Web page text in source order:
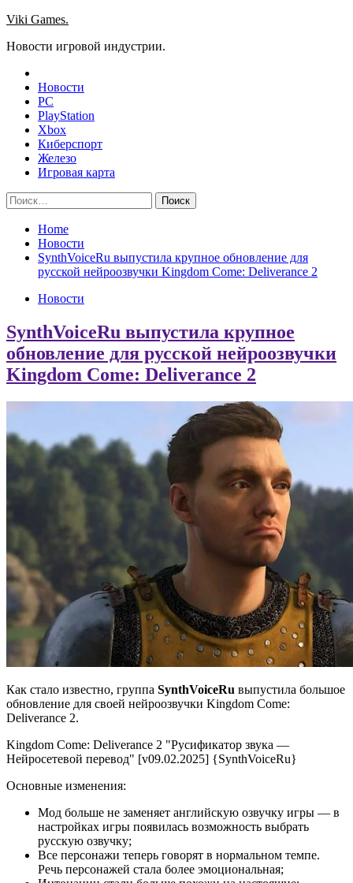
Skip
content
Viki Games.
Новости игровой индустрии.
Новости
PC
PlayStation
Xbox
Киберспорт
Железо
Игровая карта
Найти:
Home
Новости
SynthVoiceRu выпустила крупное обновление для
русской нейроозвучки Kingdom Come: Deliverance 2
Новости
SynthVoiceRu выпустила крупное
обновление для русской нейроозвучки
Kingdom Come: Deliverance 2
Как стало известно, группа SynthVoiceRu выпустила большое
обновление для своей нейроозвучки Kingdom Come:
Deliverance 2.
Kingdom Come: Deliverance 2 "Русификатор звука —
Нейросетевой перевод" [v09.02.2025] {SynthVoiceRu}
Основные изменения:
Мод больше не заменяет английскую озвучку игры — в
настройках игры появилась возможность выбрать
русскую озвучку;
Все персонажи теперь говорят в нормальном темпе.
Речь персонажей стала более эмоциональная;